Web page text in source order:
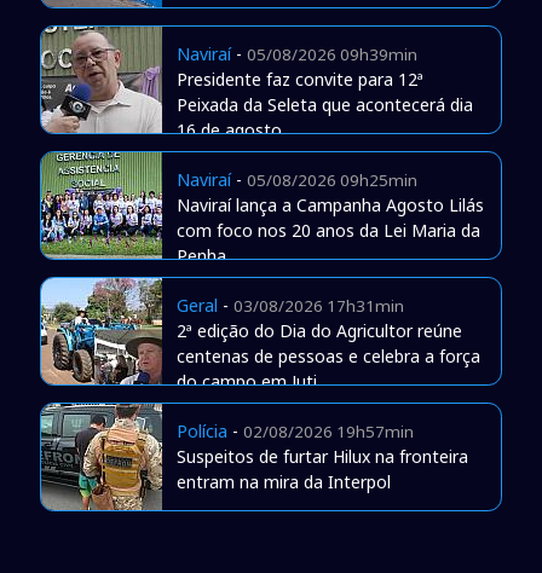
Naviraí- 05/08/2026 09h39min
Presidente faz convite para 12ª
Peixada da Seleta que acontecerá dia
16 de agosto
Naviraí- 05/08/2026 09h25min
Naviraí lança a Campanha Agosto Lilás
com foco nos 20 anos da Lei Maria da
Penha
Geral - 03/08/2026 17h31min
2ª edição do Dia do Agricultor reúne
centenas de pessoas e celebra a força
do campo em Juti
Polícia - 02/08/2026 19h57min
Suspeitos de furtar Hilux na fronteira
entram na mira da Interpol